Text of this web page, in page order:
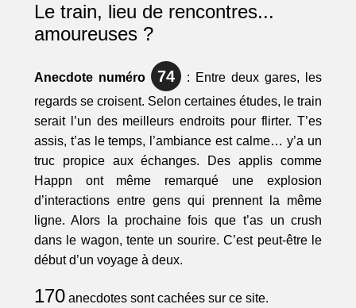
Le train, lieu de rencontres...
amoureuses ?
Anecdote numéro 74 : Entre deux gares, les
regards se croisent. Selon certaines études, le train
serait l’un des meilleurs endroits pour flirter. T’es
assis, t’as le temps, l’ambiance est calme… y’a un
truc propice aux échanges. Des applis comme
Happn ont même remarqué une explosion
d’interactions entre gens qui prennent la même
ligne. Alors la prochaine fois que t’as un crush
dans le wagon, tente un sourire. C’est peut-être le
début d’un voyage à deux.
170anecdotes sont cachées sur ce site.